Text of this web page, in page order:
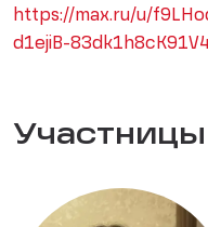
https://max.ru/u/
d1ejiB-